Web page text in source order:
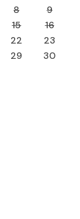
8
9
15
16
22
23
29
30